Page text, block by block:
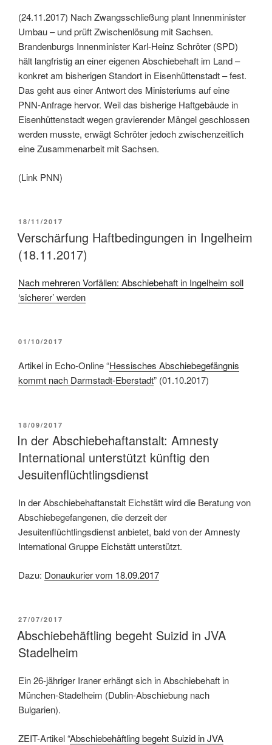
(24.11.2017) Nach Zwangsschließung plant Innenminister
Umbau – und prüft Zwischenlösung mit Sachsen.
Brandenburgs Innenminister Karl-Heinz Schröter (SPD)
hält langfristig an einer eigenen Abschiebehaft im Land –
konkret am bisherigen Standort in Eisenhüttenstadt – fest.
Das geht aus einer Antwort des Ministeriums auf eine
PNN-Anfrage hervor. Weil das bisherige Haftgebäude in
Eisenhüttenstadt wegen gravierender Mängel geschlossen
werden musste, erwägt Schröter jedoch zwischenzeitlich
eine Zusammenarbeit mit Sachsen.
(Link PNN)
18/11/2017
Verschärfung Haftbedingungen in Ingelheim
(18.11.2017)
Nach mehreren Vorfällen: Abschiebehaft in Ingelheim soll
‘sicherer’ werden
01/10/2017
Artikel in Echo-Online “Hessisches Abschiebegefängnis
kommt nach Darmstadt-Eberstadt” (01.10.2017)
18/09/2017
In der Abschiebehaftanstalt: Amnesty
International unterstützt künftig den
Jesuitenflüchtlingsdienst
In der Abschiebehaftanstalt Eichstätt wird die Beratung von
Abschiebegefangenen, die derzeit der
Jesuitenflüchtlingsdienst anbietet, bald von der Amnesty
International Gruppe Eichstätt unterstützt.
Dazu: Donaukurier vom 18.09.2017
27/07/2017
Abschiebehäftling begeht Suizid in JVA
Stadelheim
Ein26-jähriger Iraner erhängt sich in Abschiebehaft in
München-Stadelheim (Dublin-Abschiebung nach
Bulgarien).
ZEIT-Artikel “Abschiebehäftling begeht Suizid in JVA